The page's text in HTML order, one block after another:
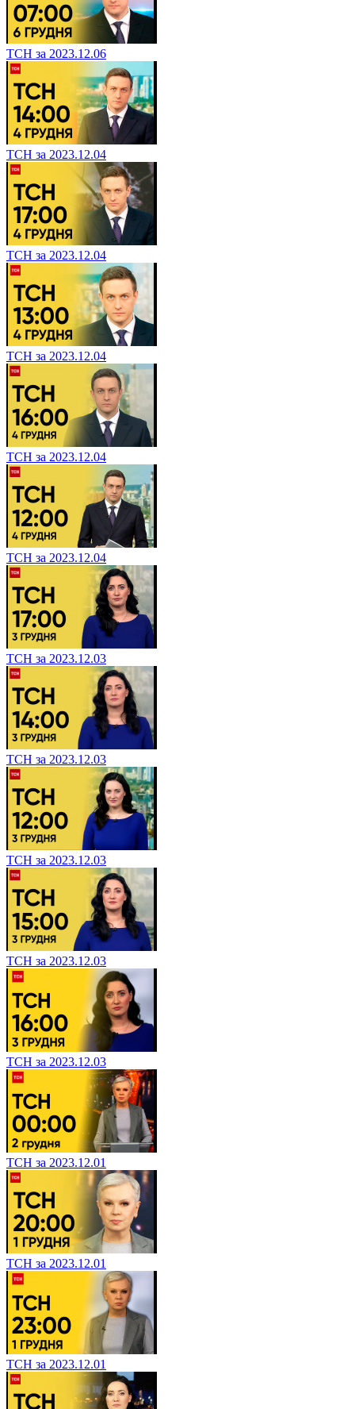
ТСН за 2023.12.06
ТСН за 2023.12.04
ТСН за 2023.12.04
ТСН за 2023.12.04
ТСН за 2023.12.04
ТСН за 2023.12.04
ТСН за 2023.12.03
ТСН за 2023.12.03
ТСН за 2023.12.03
ТСН за 2023.12.03
ТСН за 2023.12.03
ТСН за 2023.12.01
ТСН за 2023.12.01
ТСН за 2023.12.01